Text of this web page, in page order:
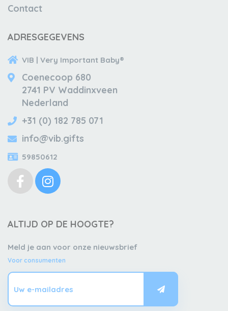
Contact
ADRESGEGEVENS
VIB | Very Important Baby®
Coenecoop 680
2741 PV Waddinxveen
Nederland
+31 (0) 182 785 071
info@vib.gifts
59850612
ALTIJD OP DE HOOGTE?
Meld je aan voor onze nieuwsbrief
Voor consumenten